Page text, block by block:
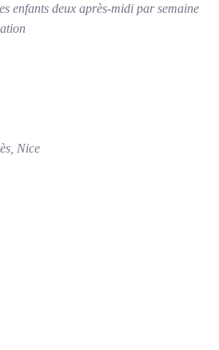
enfants deux après-midi par semaine
Nice